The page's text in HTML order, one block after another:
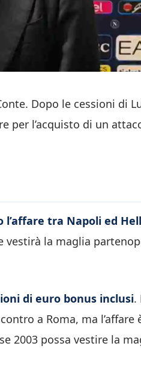
Dopo le cessioni di
per l’acquisto di un
l’affare tra Napoli ed
vestirà la maglia
di euro bonus inclusi.
a Roma, ma l’affare
2003 possa vestire la